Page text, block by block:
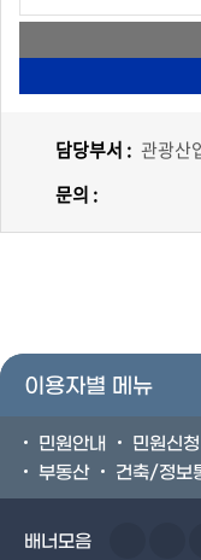
담당부서 : 관광산
문의 :
이용자별 메뉴
민원안내 민원신청
부동산
건축/정보
배너모음